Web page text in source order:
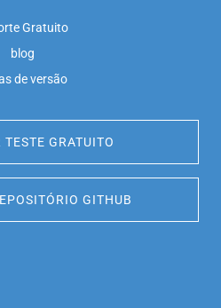
Gratuito
blog
de versão
GRATUITO
GITHUB